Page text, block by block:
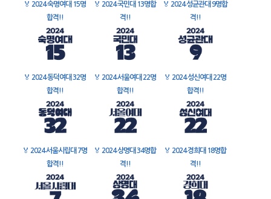
🏅 2024 숙명여대 15명
합격!!
🏅 2024 국민대 13명합
격!!
🏅 2024 성균관대 9명합
격!!
🏅 2024 동덕여대 32명
합격!!
🏅 2024 서울여대 22명
합격!!
🏅 2024 성신여대 22명
합격!!
🏅 2024 서울시립대 7명
합격!!
🏅 2024 상명대 34명합
격!!
🏅 2024 경희대 18명합
격!!